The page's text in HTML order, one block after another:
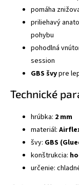
pomáha
priliehavý
pohybu
pohodlná
session
GBS švypre
Technické
hrúbka: 2 mm
materiál:
švy: GBS
konštrukcia:
určenie: